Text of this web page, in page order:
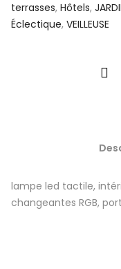
terrasses, Hôtels,
Éclectique, VEILLEUSE
lampe led tactile,
changeantes RGB, port